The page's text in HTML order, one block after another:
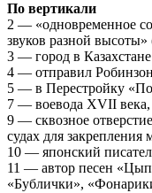
По вертикали
2 — «одновременное
звуков разной
3 — город в Казахстане
4 — отправил
5 — в Перестройку
7 — воевода XVII века,
9 — сквозное
судах для закрепления
10 — японский
11 — автор песен
«Бублички»,